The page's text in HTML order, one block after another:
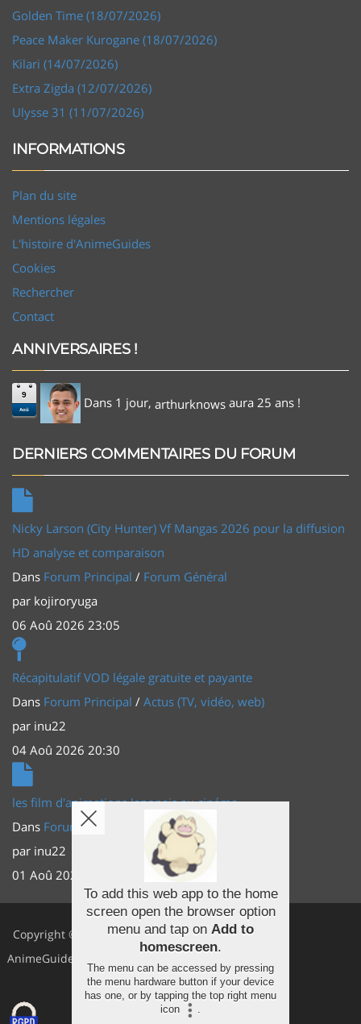
Golden Time (18/07/2026)
Peace Maker Kurogane (18/07/2026)
Kilari (14/07/2026)
Extra Zigda (12/07/2026)
Ulysse 31 (11/07/2026)
INFORMATIONS
Plan du site
Mentions légales
L'histoire d'AnimeGuides
Cookies
Rechercher
Contact
ANNIVERSAIRES !
9
Aoû Dans 1 jour, arthurknows aura 25 ans !
DERNIERS COMMENTAIRES DU FORUM
Nicky Larson (City Hunter) Vf Mangas 2026 pour la diffusion
HD analyse et comparaison
Dans Forum Principal / Forum Général
par kojiroryuga
06 Aoû 2026 23:05
Récapitulatif VOD légale gratuite et payante
Dans Forum Principal / Actus (TV, vidéo, web)
par inu22
04 Aoû 2026 20:30
les film d'animations Japonais au cinéma
Dans Forum Principal
Actus (TV, vidéo, web)
par inu22
01 Aoû 2026 20:56
Copyright ©
AnimeGuides
Facebook
Youtube
Twitter
To add this web app to the home
screen open the browser option
menu and tap on Add to
homescreen.
The menu can be accessed by pressing
the menu hardware button if your device
has one, or by tapping the top right menu
icon
.